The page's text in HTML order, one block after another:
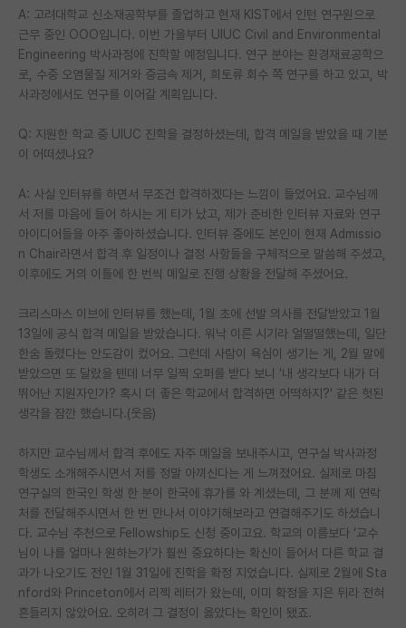
이벤트
반도체 아카데미
재팬라운지 🌸
A: 고려대학교 신소재공학부를 졸업하고 현재 KIST에서 인턴 연구원으로
근무 중인 OOO입니다. 이번 가을부터 UIUC Civil and Environmental
Engineering 박사과정에 진학할 예정입니다. 연구 분야는 환경재료공학으
로, 수중 오염물질 제거와 중금속 제거, 희토류 회수 쪽 연구를 하고 있고, 박
사과정에서도 연구를 이어갈 계획입니다.
Q: 지원한 학교 중 UIUC 진학을 결정하셨는데, 합격 메일을 받았을 때 기분
이 어떠셨나요?
A: 사실 인터뷰를 하면서 무조건 합격하겠다는 느낌이 들었어요. 교수님께
서 저를 마음에 들어 하시는 게 티가 났고, 제가 준비한 인터뷰 자료와 연구
아이디어들을 아주 좋아하셨습니다. 인터뷰 중에도 본인이 현재 Admissio
n Chair라면서 합격 후 일정이나 결정 사항들을 구체적으로 말씀해 주셨고,
이후에도 거의 이틀에 한 번씩 메일로 진행 상황을 전달해 주셨어요.
크리스마스 이브에 인터뷰를 했는데, 1월 초에 선발 의사를 전달받았고 1월
13일에 공식 합격 메일을 받았습니다. 워낙 이른 시기라 얼떨떨했는데, 일단
한숨 돌렸다는 안도감이 컸어요. 그런데 사람이 욕심이 생기는 게, 2월 말에
받았으면 또 달랐을 텐데 너무 일찍 오퍼를 받다 보니 '내 생각보다 내가 더
뛰어난 지원자인가? 혹시 더 좋은 학교에서 합격하면 어떡하지?' 같은 헛된
생각을 잠깐 했습니다.(웃음)
하지만 교수님께서 합격 후에도 자주 메일을 보내주시고, 연구실 박사과정
학생도 소개해주시면서 저를 정말 아끼신다는 게 느껴졌어요. 실제로 마침
연구실의 한국인 학생 한 분이 한국에 휴가를 와 계셨는데, 그 분께 제 연락
처를 전달해주시면서 한 번 만나서 이야기해보라고 연결해주기도 하셨습니
다. 교수님 추천으로 Fellowship도 신청 중이고요. 학교의 이름보다 ‘교수
님이 나를 얼마나 원하는가’가 훨씬 중요하다는 확신이 들어서 다른 학교 결
과가 나오기도 전인 1월 31일에 진학을 확정 지었습니다. 실제로 2월에 Sta
nford와 Princeton에서 리젝 레터가 왔는데, 이미 확정을 지은 뒤라 전혀
흔들리지 않았어요. 오히려 그 결정이 옳았다는 확인이 됐죠.